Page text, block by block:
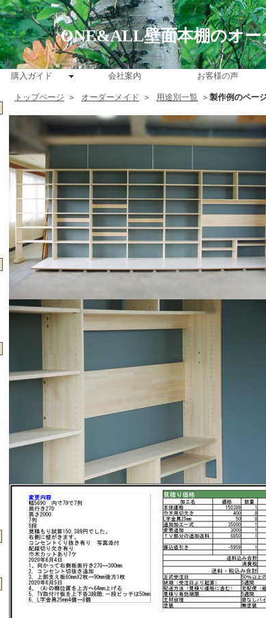
ONE&ALL壁面本棚のオー
購入ガイド 会社案内 お客様の声
トップページ ＞ オーダーメイド ＞ 用途別一覧 ＞ 製作例のペー